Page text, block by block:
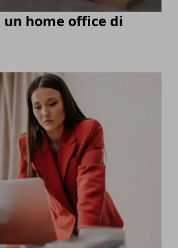
home office di